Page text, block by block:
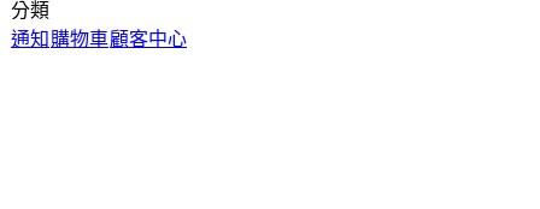
分類
通知 購物車顧客中心